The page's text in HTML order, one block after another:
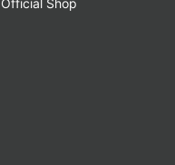
Official Shop